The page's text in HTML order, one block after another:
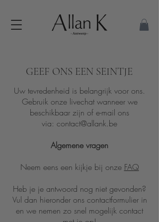
GEEF ONS EEN SEINTJE
Uw tevredenheid is belangrijk voor ons.
Gebruik onze livechat wanneer we
beschikbaar zijn of e-mail ons
via: contact@allank.be
Algemene vragen
Neem eens een kijkje bij onze FAQ
Heb je je antwoord nog niet gevonden?
Vul dan hieronder ons contactformulier in
en we nemen zo snel mogelijk contact